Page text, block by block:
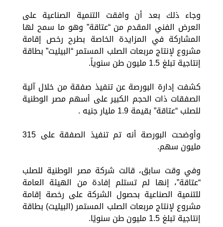
وجاء ذلك بعد أن وافقت التنمية الصناعية على
العرض الفني المقدم من “عتاقة” وهو ما سمح لها
المشاركة في المزايدة الخاصة بطرح رخص إقامة
مشروع لإنتاج مربعات الصلب المستمر “البيليت” بطاقة
إنتاجية تبلغ 1.5 مليون طن سنوياً.
كشفت إدارة البورصة عن تنفيذ صفقة من خلال آلية
الصفقات ذات الحجم الكبير على أسهم مصر الوطنية
للصلب “عتاقة” بقيمة 1.9 مليار جنيه .
وأوضحت البورصة أنه تم تنفيذ الصفقة على 315
مليون سهم.
وفي وقت سابق، قالت شركة مصر الوطنية للصلب
“عتاقة”، إنها لم تستلم إفادة من الهيئة العامة
للتنمية الصناعية بحصول الشركة على رخصة إقامة
مشروع لإنتاج مربعات الصلب المستمر (البيليت) بطاقة
إنتاجية تبلغ 1.5 مليون طن سنويًا.